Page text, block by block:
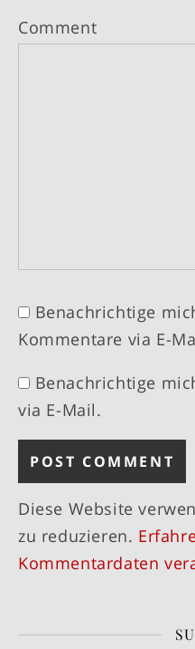
Comment
Benachrichtige
Kommentare via E-
Benachrichtige
via E-Mail.
Diese Website
zu reduzieren.
Kommentardaten